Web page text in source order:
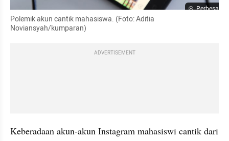
Perbesar
Polemik akun cantik mahasiswa. (Foto: Aditia
Noviansyah/kumparan)
ADVERTISEMENT
Keberadaan akun-akun Instagram mahasiswi cantik dari